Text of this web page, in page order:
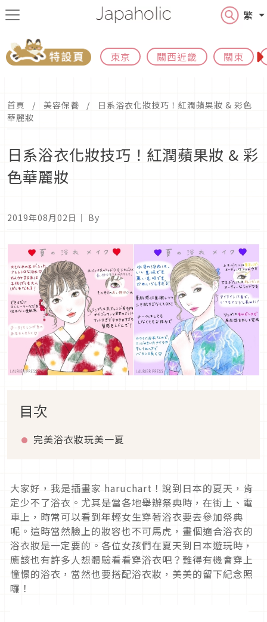
繁
東京 關西近畿 關東
首頁 美容保養
日系浴衣化妝技巧！紅潤蘋果妝 & 彩色
華麗妝
日系浴衣化妝技巧！紅潤蘋果妝 & 彩
色華麗妝
2019年08月02日 ｜ By
目次
完美浴衣妝玩美一夏
大家好，我是插畫家 haruchart！說到日本的夏天，肯
定少不了浴衣。尤其是當各地舉辦祭典時，在街上、電
車上，時常可以看到年輕女生穿著浴衣要去參加祭典
呢。這時當然臉上的妝容也不可馬虎，畫個適合浴衣的
浴衣妝是一定要的。各位女孩們在夏天到日本遊玩時，
應該也有許多人想體驗看看穿浴衣吧？難得有機會穿上
憧憬的浴衣，當然也要搭配浴衣妝，美美的留下紀念照
囉！